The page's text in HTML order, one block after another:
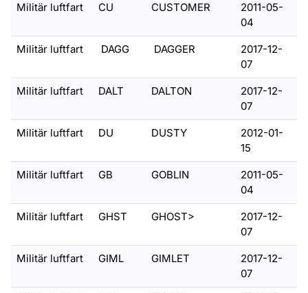
Militär luftfart CU CUSTOMER
2011-05-
04
Militär luftfart DAGG DAGGER
2017-12-
07
Militär luftfart DALT DALTON
2017-12-
07
Militär luftfart DU DUSTY
2012-01-
15
Militär luftfart GB GOBLIN
2011-05-
04
Militär luftfart GHST GHOST>
2017-12-
07
Militär luftfart GIML GIMLET
2017-12-
07